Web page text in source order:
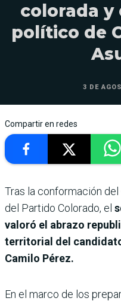
colorada y
político de
3 DE
Compartir en redes
Tras la conformación
del Partido Colorado, el
valoró el abrazo
territorial del
Camilo Pérez.
En el marco de los